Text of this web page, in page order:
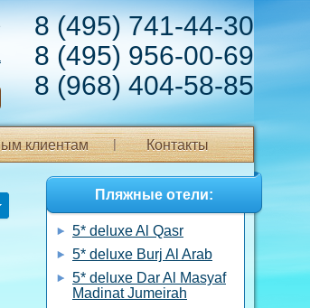
8 (495) 741-44-30
8 (495) 956-00-69
8 (968) 404-58-85
клиентам Контакты
Пляжные отели:
5* deluxe Al Qasr
5* deluxe Burj Al Arab
5* deluxe Dar Al Masyaf
Madinat Jumeirah